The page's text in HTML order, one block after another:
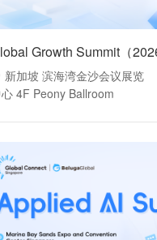
Growth Summit（
新加坡 滨海湾金沙会议展览
4F Peony Ballroom